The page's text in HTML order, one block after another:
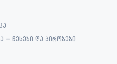
– წესები და პირობები